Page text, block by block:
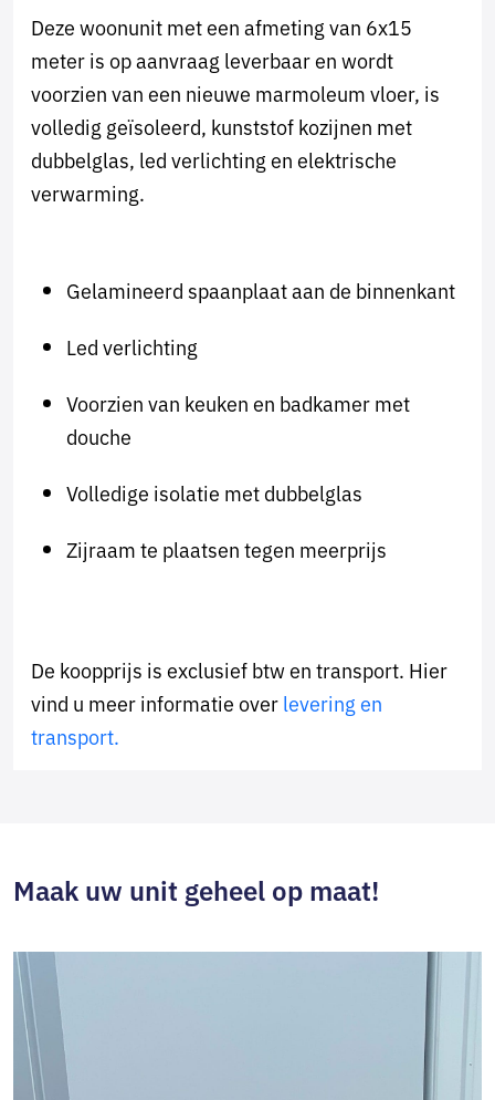
Deze woonunit met een afmeting van 6x15
meter is op aanvraag leverbaar en wordt
voorzien van een nieuwe marmoleum vloer, is
volledig geïsoleerd, kunststof kozijnen met
dubbelglas, led verlichting en elektrische
verwarming.
Gelamineerd spaanplaat aan de binnenkant
Led verlichting
Voorzien van keuken en badkamer met
douche
Volledige isolatie met dubbelglas
Zijraam te plaatsen tegen meerprijs
De koopprijs is exclusief btw en transport. Hier
vind u meer informatie overlevering en
transport.
Maak uw unit geheel op maat!